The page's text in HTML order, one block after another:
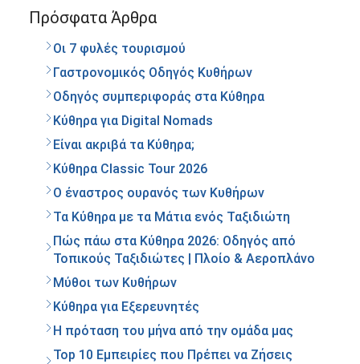
Πρόσφατα Άρθρα
Οι 7 φυλές τουρισμού
Γαστρονομικός Οδηγός Κυθήρων
Οδηγός συμπεριφοράς στα Κύθηρα
Κύθηρα για Digital Nomads
Είναι ακριβά τα Κύθηρα;
Κύθηρα Classic Tour 2026
Ο έναστρος ουρανός των Κυθήρων
Τα Κύθηρα με τα Μάτια ενός Ταξιδιώτη
Πώς πάω στα Κύθηρα 2026: Οδηγός από
Τοπικούς Ταξιδιώτες | Πλοίο & Αεροπλάνο
Μύθοι των Κυθήρων
Κύθηρα για Εξερευνητές
Η πρόταση του μήνα από την ομάδα μας
Top 10 Εμπειρίες που Πρέπει να Ζήσεις